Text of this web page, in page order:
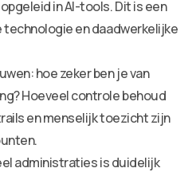
in AI-tools. Dit is een
en daadwerkelijke
hoe zeker ben je van
Hoeveel controle behoud
en menselijk toezicht zijn
administraties is duidelijk